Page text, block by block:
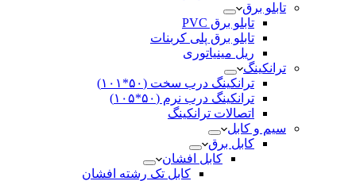
تابلو برق
تابلو برق PVC
تابلو برق پلی کربنات
ریل مینیاتوری
ترانکینگ
ترانکینگ درب سخت (۵۰*۱۰۱)
ترانکینگ درب نرم (۵۰*۱۰۵)
اتصالات ترانکینگ
سیم و کابل
کابل برق
کابل افشان
کابل تک رشته افشان